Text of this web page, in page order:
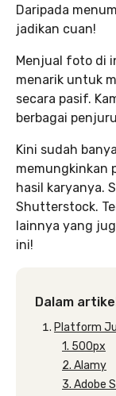
Daripada
jadikan cuan!
Menjual foto di
menarik untuk
secara pasif.
berbagai
Kini sudah
memungkinkan
hasil karyanya.
Shutterstock.
lainnya yang
ini!
Dalam
Platform
1. 500px
2. Alamy
3. Adobe